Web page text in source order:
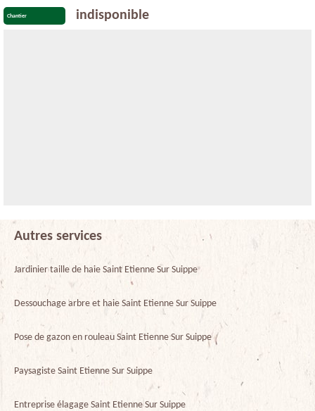
Chantier indisponible
Autres services
Jardinier taille de haie Saint Etienne Sur Suippe
Dessouchage arbre et haie Saint Etienne Sur Suippe
Pose de gazon en rouleau Saint Etienne Sur Suippe
Paysagiste Saint Etienne Sur Suippe
Entreprise élagage Saint Etienne Sur Suippe